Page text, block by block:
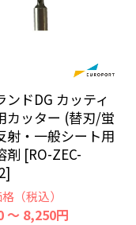
ンドDG カッティ
カッター (替刃/蛍
射・一般シート用
剤 [RO-ZEC-
（税込）
～ 8,250円